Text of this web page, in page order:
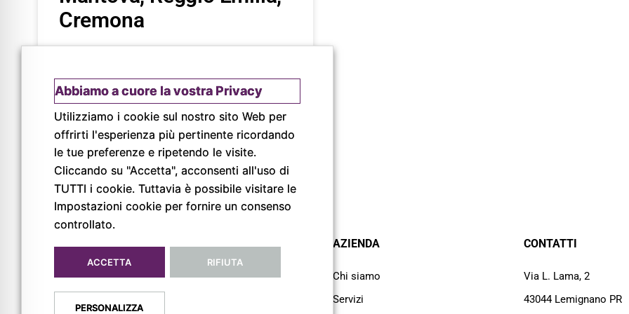
Cremona
Pigreco – Servizi e Soluzioni: proponiamo
servizi di oggettistica promozionale a tutti i
livelli: Abbigliamento
LEGGI
Pigreco Srl Unipersonale
AZIENDA
Chi siamo
Servizi
CONTATTI
Via L. Lama, 2
43044 Lemignano PR
Abbiamo a cuore la vostra Privacy
Utilizziamo i cookie sul nostro sito Web per
offrirti l'esperienza più pertinente ricordando
le tue preferenze e ripetendo le visite.
Cliccando su "Accetta", acconsenti all'uso di
TUTTI i cookie. Tuttavia è possibile visitare le
Impostazioni cookie per fornire un consenso
controllato.
ACCETTA RIFIUTA
PERSONALIZZA